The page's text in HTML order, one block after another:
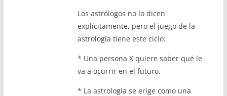
Los astrólogos no lo dicen
explícitamente, pero el juego de la
astrología tiene este ciclo:
* Una persona X quiere saber qué le
va a ocurrir en el futuro.
* La astrología se erige como una